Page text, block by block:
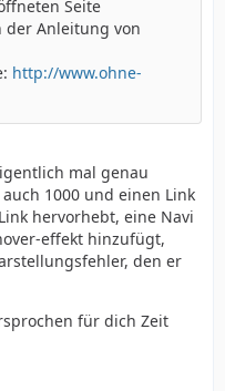
Seite
der Anleitung von
http://www.ohne-
mal genau
1000 und einen Link
hervorhebt, eine Navi
effekt hinzufügt,
den er
für dich Zeit